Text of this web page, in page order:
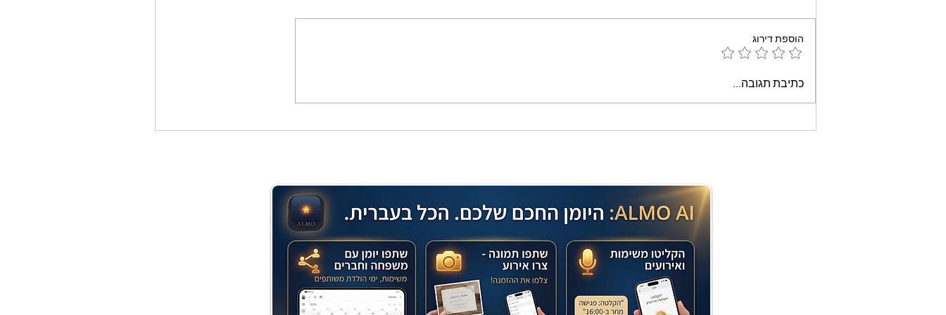
עוגת שוקולד קלה וממכרת
הוספת דירוג
כתיבת תגובה...